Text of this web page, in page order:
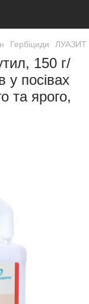
Гербіциди ЛУАЗИТ
150 г/
у посівах
та ярого,